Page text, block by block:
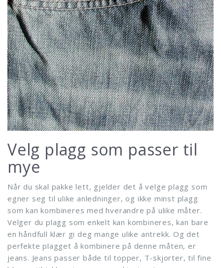
Velg plagg som passer til
mye
Når du skal pakke lett, gjelder det å velge plagg som
egner seg til ulike anledninger, og ikke minst plagg
som kan kombineres med hverandre på ulike måter.
Velger du plagg som enkelt kan kombineres, kan bare
en håndfull klær gi deg mange ulike antrekk. Og det
perfekte plagget å kombinere på denne måten, er
jeans. Jeans passer både til topper, T-skjorter, til fine